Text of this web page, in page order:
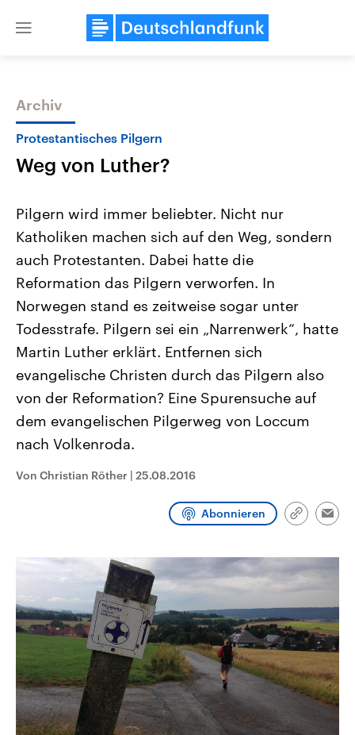
Close
Themen
Landtagswahl Sachsen-Anhalt
2026
Alle Informationen
Sachsen-Anhalt wählt am 6.
September 2026 einen neuen
Landtag. Seit 2021 wird das
Bundesland von einer Koalition aus
Umfragen, Prognosen,
Wahlprogramme, aktuelle Berichte
und Hintergründe zu den Parteien
und Kandidaten der anstehenden
Wahl.
USA
Aktuelle Beiträge,
Hintergründe
Wirtschaftlich und
gehören die Vereinigten
den mächtigsten Ländern
mit großem Einfluss auf
Sendungen Programm Podcasts
Audio-Archiv
Archiv
Protestantisches Pilgern
Weg von Luther?
Pilgern wird immer beliebter. Nicht nur
Katholiken machen sich auf den Weg, sondern
auch Protestanten. Dabei hatte die
Reformation das Pilgern verworfen. In
Norwegen stand es zeitweise sogar unter
Todesstrafe. Pilgern sei ein „Narrenwerk“, hatte
Martin Luther erklärt. Entfernen sich
evangelische Christen durch das Pilgern also
von der Reformation? Eine Spurensuche auf
dem evangelischen Pilgerweg von Loccum
nach Volkenroda.
Von Christian Röther | 25.08.2016
Abonnieren
Link